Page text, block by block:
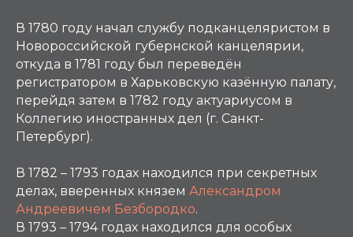
В 1780 году начал службу подканцеляристом в
Новороссийской губернской канцелярии,
откуда в 1781 году был переведён
регистратором в Харьковскую казённую палату,
перейдя затем в 1782 году актуариусом в
Коллегию иностранных дел (г. Санкт-
Петербург).
В 1782 – 1793 годах находился при секретных
делах, вверенных князем Александром
Андреевичем Безбородко.
В 1793 – 1794 годах находился для особых